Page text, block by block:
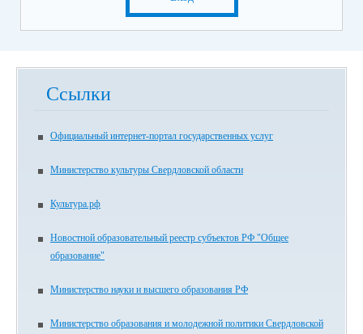
Ссылки
Официальный интернет-портал государственных услуг
Министерство культуры Свердловской области
Культура.рф
Новостной образовательный реестр субъектов РФ "Общее
образование"
Министерство науки и высшего образования РФ
Министерство образования и молодежной политики Свердловской